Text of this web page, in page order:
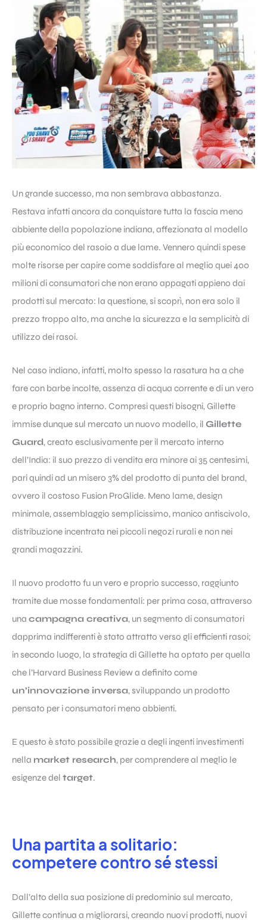
Un grande successo, ma non sembrava abbastanza.
Restava infatti ancora da conquistare tutta la fascia meno
abbiente della popolazione indiana, affezionata al modello
più economico del rasoio a due lame. Vennero quindi spese
molte risorse per capire come soddisfare al meglio quei 400
milioni di consumatori che non erano appagati appieno dai
prodotti sul mercato: la questione, si scoprì, non era solo il
prezzo troppo alto, ma anche la sicurezza e la semplicità di
utilizzo dei rasoi.
Nel caso indiano, infatti, molto spesso la rasatura ha a che
fare con barbe incolte, assenza di acqua corrente e di un vero
e proprio bagno interno. Compresi questi bisogni, Gillette
immise dunque sul mercato un nuovo modello, il Gillette
Guard, creato esclusivamente per il mercato interno
dell’India: il suo prezzo di vendita era minore ai 35 centesimi,
pari quindi ad un misero 3% del prodotto di punta del brand,
ovvero il costoso Fusion ProGlide. Meno lame, design
minimale, assemblaggio semplicissimo, manico antiscivolo,
distribuzione incentrata nei piccoli negozi rurali e non nei
grandi magazzini.
Il nuovo prodotto fu un vero e proprio successo, raggiunto
tramite due mosse fondamentali: per prima cosa, attraverso
una campagna creativa, un segmento di consumatori
dapprima indifferenti è stato attratto verso gli efficienti rasoi;
in secondo luogo, la strategia di Gillette ha optato per quella
che l’Harvard Business Review a definito come
un’innovazione inversa, sviluppando un prodotto
pensato per i consumatori meno abbienti.
E questo è stato possibile grazie a degli ingenti investimenti
nella market research, per comprendere al meglio le
esigenze del target.
Una partita a solitario:
competere contro sé stessi
Dall’alto della sua posizione di predominio sul mercato,
Gillette continua a migliorarsi, creando nuovi prodotti, nuovi